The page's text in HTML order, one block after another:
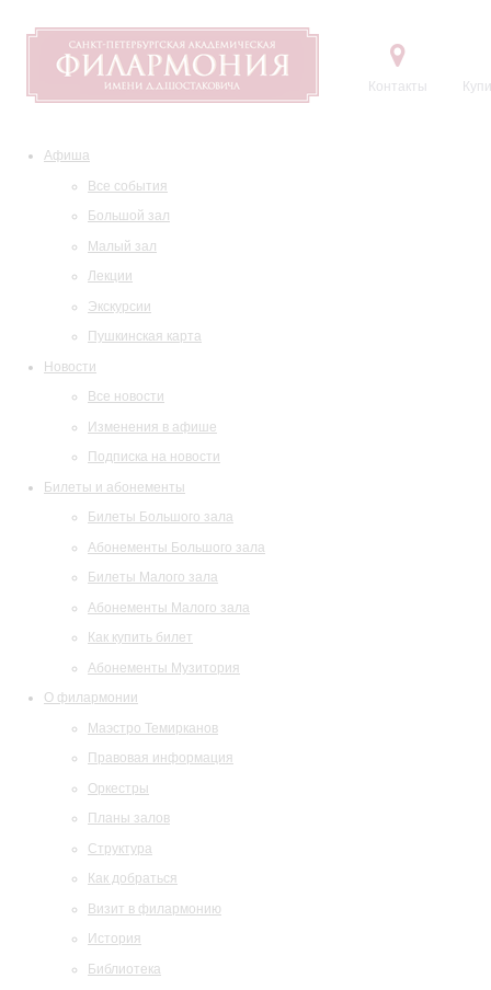
Контакты
Афиша
Все события
Большой зал
Малый зал
Лекции
Экскурсии
Пушкинская карта
Новости
Все новости
Изменения в афише
Подписка на новости
Билеты и абонементы
Билеты Большого зала
Абонементы Большого зала
Билеты Малого зала
Абонементы Малого зала
Как купить билет
Абонементы Музитория
О филармонии
Маэстро Темирканов
Правовая информация
Оркестры
Планы залов
Структура
Как добраться
Визит в филармонию
История
Библиотека